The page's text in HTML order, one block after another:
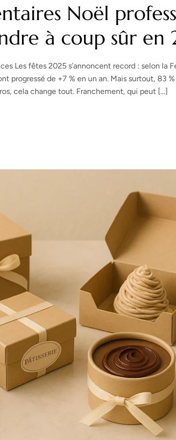
Noël
à coup sûr en
Les fêtes 2025 s’annoncent record : selon la
progressé de +7 % en un an. Mais surtout, 83
cela change tout. Franchement, qui peut […]